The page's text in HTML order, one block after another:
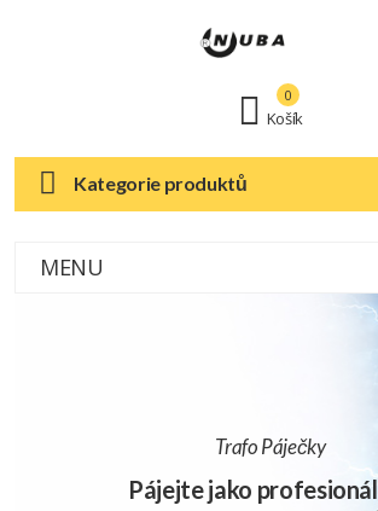
Košík
0
Kategorie produktů
MENU
Trafo Páječky
Pájejte jako profesionál